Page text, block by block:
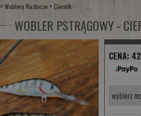
>Woblery Roztocze > Ciernik
WOBLER PSTRĄGOWY -
CENA: